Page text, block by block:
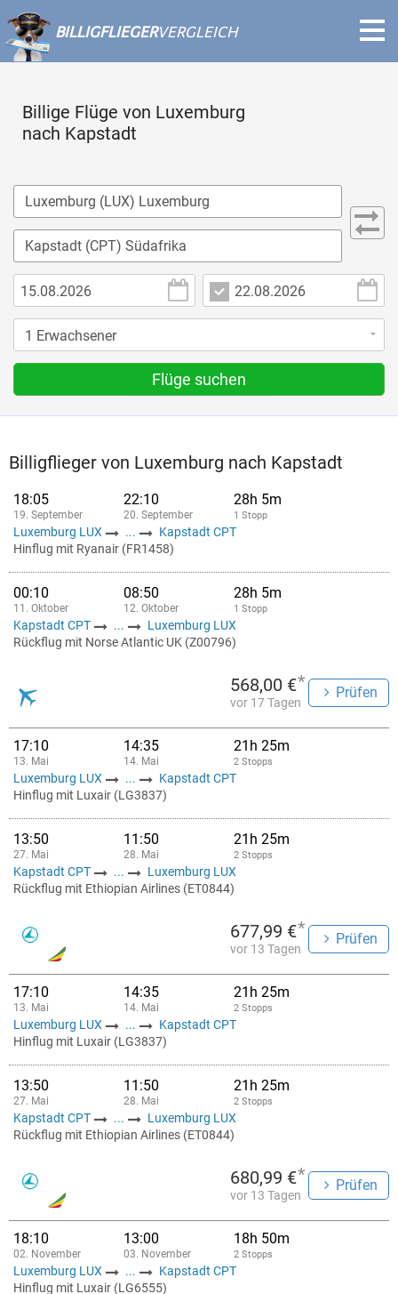
BILLIGFLIEGERVERGLEICH
Billige Flüge von Luxemburg
nach Kapstadt
Flüge suchen
Billigflieger von Luxemburg nach Kapstadt
18:05
19. September
22:10
20. September
28h 5m
1 Stopp
Luxemburg LUX ...
Kapstadt CPT
Hinflug mit Ryanair (FR1458)
00:10
11. Oktober
08:50
12. Oktober
28h 5m
1 Stopp
Kapstadt CPT ...
Luxemburg LUX
Rückflug mit Norse Atlantic UK (Z00796)
568,00 €*
vor 17 Tagen
Prüfen
17:10
13. Mai
14:35
14. Mai
21h 25m
2 Stopps
Luxemburg LUX ...
Kapstadt CPT
Hinflug mit Luxair (LG3837)
13:50
27. Mai
11:50
28. Mai
21h 25m
2 Stopps
Kapstadt CPT ...
Luxemburg LUX
Rückflug mit Ethiopian Airlines (ET0844)
677,99 €*
vor 13 Tagen
Prüfen
17:10
13. Mai
14:35
14. Mai
21h 25m
2 Stopps
Luxemburg LUX ...
Kapstadt CPT
Hinflug mit Luxair (LG3837)
13:50
27. Mai
11:50
28. Mai
21h 25m
2 Stopps
Kapstadt CPT ...
Luxemburg LUX
Rückflug mit Ethiopian Airlines (ET0844)
680,99 €*
vor 13 Tagen
Prüfen
18:10
02. November
13:00
03. November
18h 50m
2 Stopps
Luxemburg LUX ...
Kapstadt CPT
Hinflug mit Luxair (LG6555)